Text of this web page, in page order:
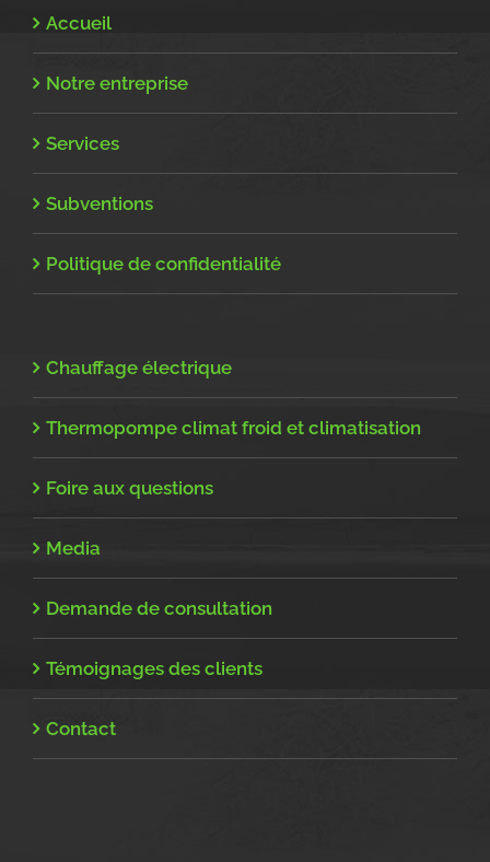
Accueil
Notre entreprise
Services
Subventions
Politique de confidentialité
Chauffage électrique
Thermopompe climat froid et climatisation
Foire aux questions
Media
Demande de consultation
Témoignages des clients
Contact